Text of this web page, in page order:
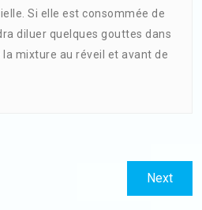
Si elle est consommée de
diluer quelques gouttes dans
mixture au réveil et avant de
NextNext
post: